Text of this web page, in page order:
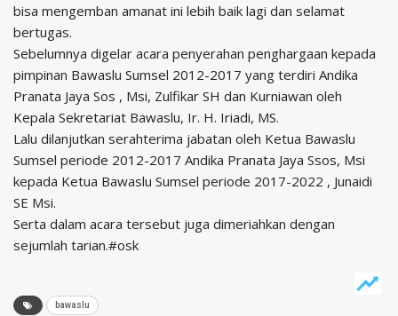
bisa mengemban amanat ini lebih baik lagi dan selamat
bertugas.
Sebelumnya digelar acara penyerahan penghargaan kepada
pimpinan Bawaslu Sumsel 2012-2017 yang terdiri Andika
Pranata Jaya Sos , Msi, Zulfikar SH dan Kurniawan oleh
Kepala Sekretariat Bawaslu, Ir. H. Iriadi, MS.
Lalu dilanjutkan serahterima jabatan oleh Ketua Bawaslu
Sumsel periode 2012-2017 Andika Pranata Jaya Ssos, Msi
kepada Ketua Bawaslu Sumsel periode 2017-2022 , Junaidi
SE Msi.
Serta dalam acara tersebut juga dimeriahkan dengan
sejumlah tarian.#osk
bawaslu